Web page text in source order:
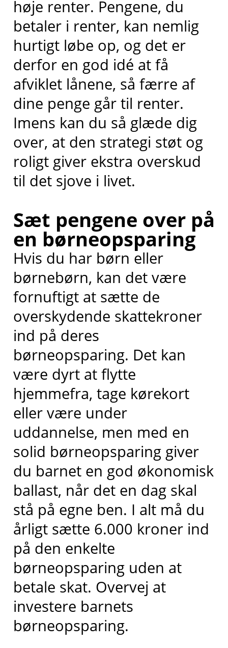
høje renter. Pengene, du
betaler i renter, kan nemlig
hurtigt løbe op, og det er
derfor en god idé at få
afviklet lånene, så færre af
dine penge går til renter.
Imens kan du så glæde dig
over, at den strategi støt og
roligt giver ekstra overskud
til det sjove i livet.
Sæt pengene over på
en børneopsparing
Hvis du har børn eller
børnebørn, kan det være
fornuftigt at sætte de
overskydende skattekroner
ind på deres
børneopsparing. Det kan
være dyrt at flytte
hjemmefra, tage kørekort
eller være under
uddannelse, men med en
solid børneopsparing giver
du barnet en god økonomisk
ballast, når det en dag skal
stå på egne ben. I alt må du
årligt sætte 6.000 kroner ind
på den enkelte
børneopsparing uden at
betale skat. Overvej at
investere barnets
børneopsparing.